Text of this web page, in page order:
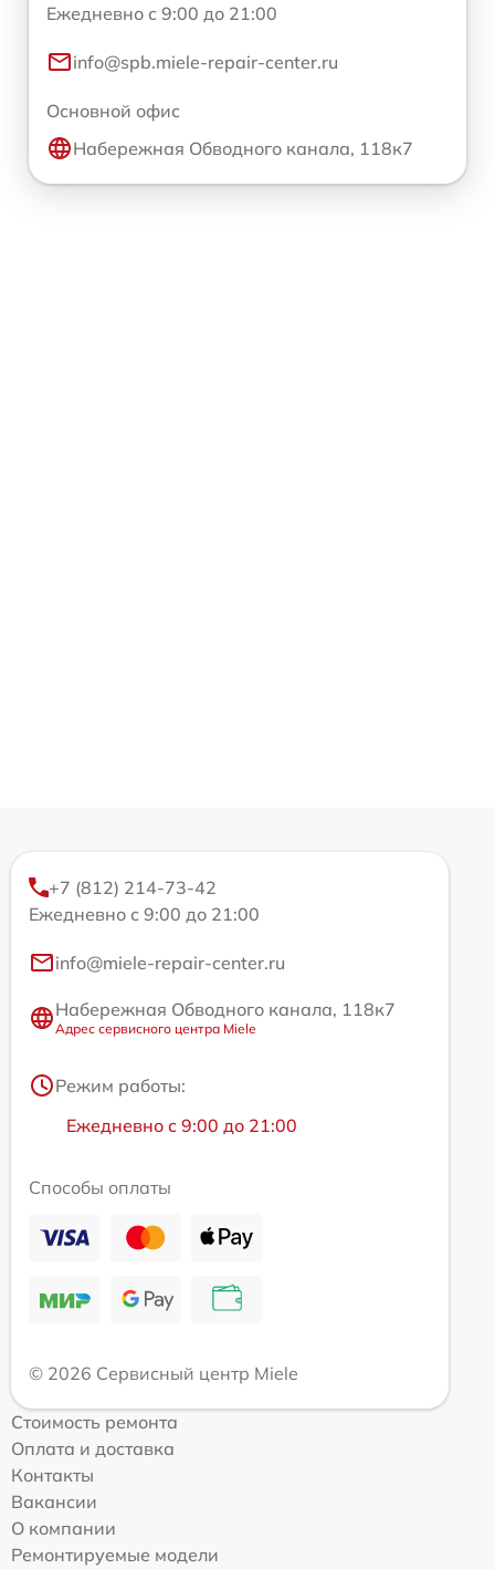
Ежедневно с 9:00 до 21:00
info@spb.miele-repair-center.ru
Основной офис
Набережная Обводного канала, 118к7
+7 (812) 214-73-42
Ежедневно с 9:00 до 21:00
info@miele-repair-center.ru
Набережная Обводного канала, 118к7
Адрес сервисного центра Miele
Режим работы:
Ежедневно с 9:00 до 21:00
Способы оплаты
© 2026 Сервисный центр Miele
Стоимость ремонта
Оплата и доставка
Контакты
Вакансии
О компании
Ремонтируемые модели